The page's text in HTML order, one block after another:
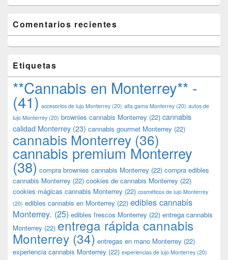
Comentarios recientes
Etiquetas
**Cannabis en Monterrey** -
(41) accesorios de lujo Monterrey (20) alta gama Monterrey (20) autos de
lujo Monterrey (20) brownies cannabis Monterrey (22) cannabis
calidad Monterrey (23) cannabis gourmet Monterrey (22)
cannabis Monterrey (36)
cannabis premium Monterrey
(38) compra brownies cannabis Monterrey (22) compra edibles
cannabis Monterrey (22) cookies de cannabis Monterrey (22)
cookies mágicas cannabis Monterrey (22) cosméticos de lujo Monterrey
(20) edibles cannabis en Monterrey (22) edibles cannabis
Monterrey. (25) edibles frescos Monterrey (22) entrega cannabis
Monterrey (22) entrega rápida cannabis
Monterrey (34) entregas en mano Monterrey (22)
experiencia cannabis Monterrey (22) experiencias de lujo Monterrey (20)